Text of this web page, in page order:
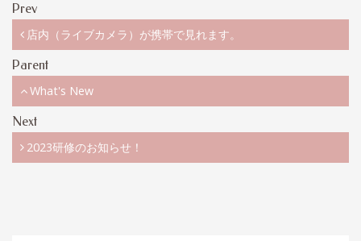
Prev
店内（ライブカメラ）が携帯で見れます。
Parent
What's New
Next
2023研修のお知らせ！